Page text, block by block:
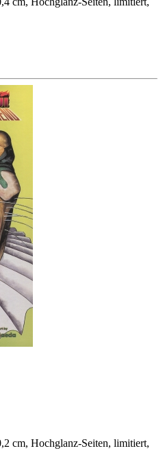
cm, Hochglanz-Seiten, limitiert,